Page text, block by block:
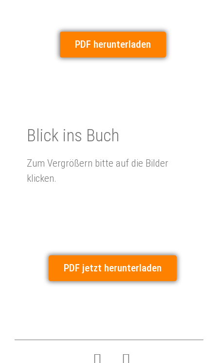
PDF herunterladen
Blick ins Buch
Zum Vergrößern bitte auf die Bilder
klicken.
PDF jetzt herunterladen